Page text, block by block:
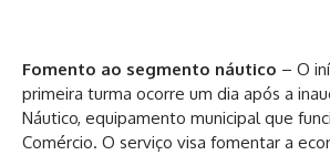
Fomento ao segmento náutico – O
primeira turma ocorre um dia após a
Náutico, equipamento municipal que
Comércio. O serviço visa fomentar a